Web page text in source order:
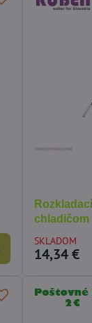
chladičom
SKLADOM
14,34 €